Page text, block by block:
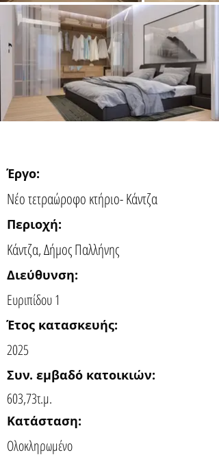
Έργο:
Νέο τετραώροφο κτήριο- Κάντζα
Περιοχή:
Κάντζα, Δήμος Παλλήνης
Διεύθυνση:
Ευριπίδου 1
Έτος κατασκευής:
2025
Συν. εμβαδό κατοικιών:
603,73τ.μ.
Κατάσταση:
Ολοκληρωμένο